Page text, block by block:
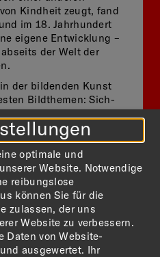
Kindheit zeugt, fand
im 18. Jahrhundert
eigene Entwicklung –
der Welt der
der bildenden Kunst
Bildthemen: Sich-
für die wichtigste
Werke von Tizian,
Joshua
François Boucher,
Kokoschka, Gerhard
Araki und vielen
optimale und
Website. Notwendige
reibungslose
können Sie für die
zulassen, der uns
Website zu verbessern.
Daten von Website-
ausgewertet. Ihr